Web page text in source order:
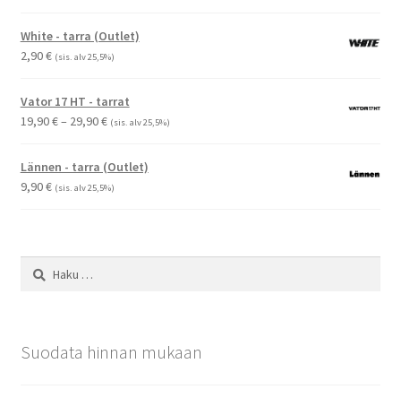
-
2,90 €
White - tarra (Outlet)
2,90€ (sis. alv 25,5%)
Vator 17 HT - tarrat
19,90€– 29,90€Hintaluokka:
-
29,90 €
(sis. alv 25,5%)
Lännen - tarra (Outlet)
9,90€ (sis. alv 25,5%)
Haku:
Suodata hinnan mukaan